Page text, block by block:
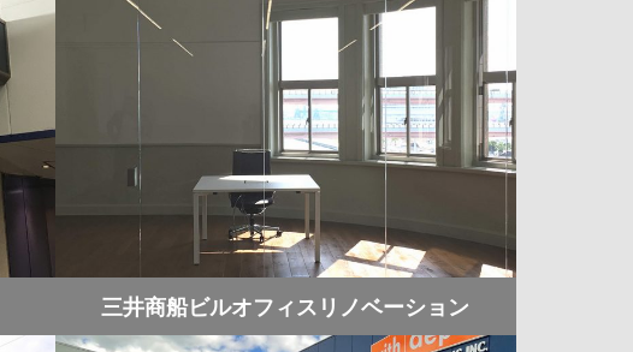
三井商船ビルオフィスリノベーション